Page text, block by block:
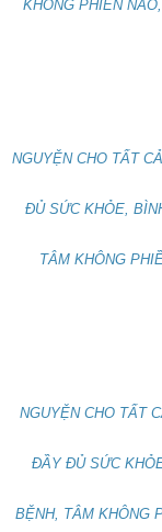
KHÔNG PHIỀN
NGUYỆN CHO TẤT
ĐỦ SỨC KHỎE,
TÂM KHÔNG
NGUYỆN CHO TẤT
ĐẦY ĐỦ SỨC
BỆNH, TÂM KHÔNG